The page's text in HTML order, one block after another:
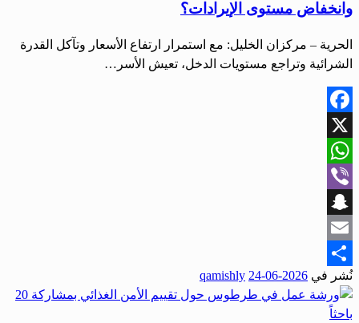
وانخفاض مستوى الإيرادات؟
الحرية – مركزان الخليل: مع استمرار ارتفاع الأسعار وتآكل القدرة
الشرائية وتراجع مستويات الدخل، تعيش الأسر…
Facebook
X
WhatsApp
Viber
Snapchat
Email
Share
نُشر في 2026-06-24
qamishly